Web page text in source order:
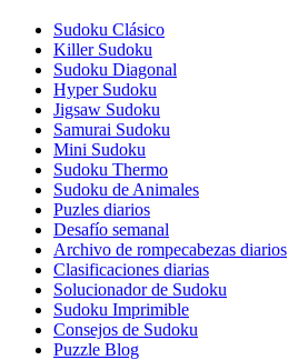
Sudoku Clásico
Killer Sudoku
Sudoku Diagonal
Hyper Sudoku
Jigsaw Sudoku
Samurai Sudoku
Mini Sudoku
Sudoku Thermo
Sudoku de Animales
Puzles diarios
Desafío semanal
Archivo de rompecabezas diarios
Clasificaciones diarias
Solucionador de Sudoku
Sudoku Imprimible
Consejos de Sudoku
Puzzle Blog